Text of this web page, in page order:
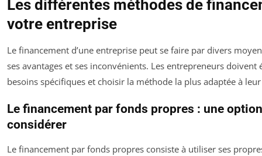
Les différentes méthodes de
votre entreprise
Le financement d’une entreprise peut se faire par divers
ses avantages et ses inconvénients. Les entrepreneurs doivent
besoins spécifiques et choisir la méthode la plus adaptée à
Le financement par fonds propres : une
considérer
Le financement par fonds propres consiste à utiliser ses